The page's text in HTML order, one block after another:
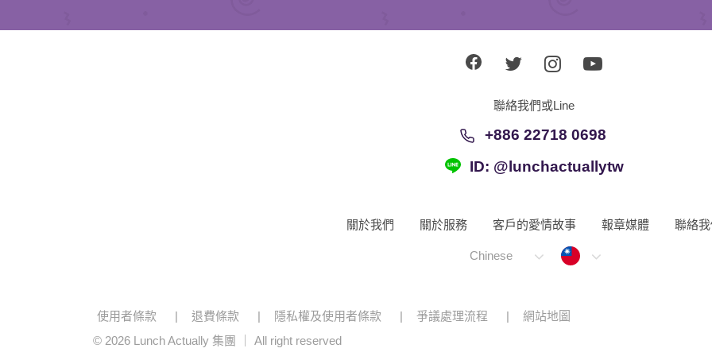
聯絡我們或Line
+886 22718 0698
ID: @lunchactuallytw
關於我們 關於服務 客戶的愛情故事 報章媒體 聯絡
Chinese Taiwan
使用者條款 退費條款 隱私權及使用者條款 爭議處理流程
網站地圖
© 2026 Lunch Actually 集團 ｜ All right reserved